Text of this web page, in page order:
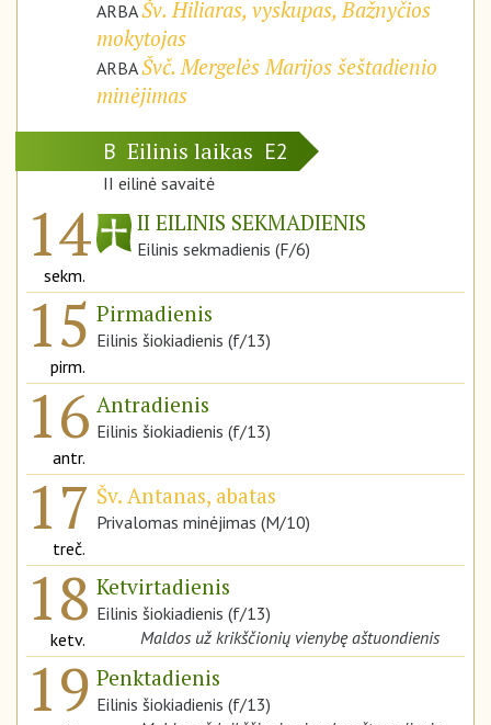
ARBAŠv. Hiliaras, vyskupas, Bažnyčios
mokytojas
ARBAŠvč. Mergelės Marijos šeštadienio
minėjimas
B Eilinis laikas E2
II eilinė savaitė
14
sekm.
II EILINIS SEKMADIENIS
Eilinis sekmadienis (F/6)
15
pirm.
Pirmadienis
Eilinis šiokiadienis (f/13)
16
antr.
Antradienis
Eilinis šiokiadienis (f/13)
17
treč.
Šv. Antanas, abatas
Privalomas minėjimas (M/10)
18
ketv.
Ketvirtadienis
Eilinis šiokiadienis (f/13)
Maldos už krikščionių vienybę aštuondienis
19 Penktadienis
Eilinis šiokiadienis (f/13)